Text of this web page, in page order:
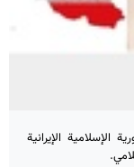
الإسلامية الإيرانية